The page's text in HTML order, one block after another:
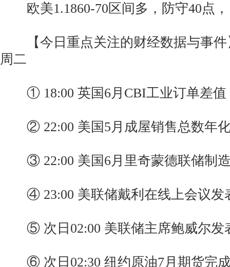
欧美1.1860-70区间多，防守40点，
【今日重点关注的财经数据与事件
周二
① 18:00 英国6月CBI工业订单差值
② 22:00 美国5月成屋销售总数年
③ 22:00 美国6月里奇蒙德联储制
④ 23:00 美联储戴利在线上会议发
⑤ 次日02:00 美联储主席鲍威尔发
⑥ 次日02:30 纽约原油7月期货完成